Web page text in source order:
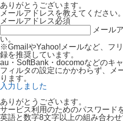
ありがとうございます。
メールアドレスを教えてください。
メールアドレス必須
メール
い。
※GmailやYahoo!メールなど、フ
録を推奨しています。
au・SoftBank・docomoなどのキ
フィルタの設定にかかわらず、メ
ります。
入力しました
ありがとうございます。
サービス利用のためのパスワード
英語と数字8文字以上の組み合わせ